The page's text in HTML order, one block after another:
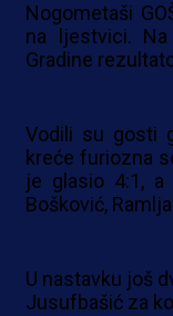
Nogometaši
na ljestvici.
Gradine
Vodili su gosti
kreće furiozna
je glasio 4:1, a
Bošković,
U nastavku još
Jusufbašić za